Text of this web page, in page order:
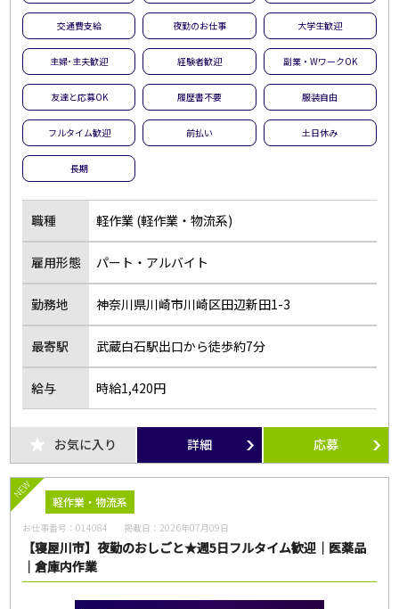
交通費支給 夜勤のお仕事 大学生歓迎
主婦･主夫歓迎 経験者歓迎 副業・WワークOK
友達と応募OK 履歴書不要 服装自由
フルタイム歓迎 前払い 土日休み
長期
職種 軽作業 (軽作業・物流系)
雇用形態 パート・アルバイト
勤務地 神奈川県川崎市川崎区田辺新田1-3
最寄駅 武蔵白石駅出口から徒歩約7分
給与 時給1,420円
お気に入り 詳細 応募
NEW
軽作業・物流系
お仕事番号：014084 掲載日： 2026年07月09日
【寝屋川市】夜勤のおしごと★週5日フルタイム歓迎｜医薬品
｜倉庫内作業